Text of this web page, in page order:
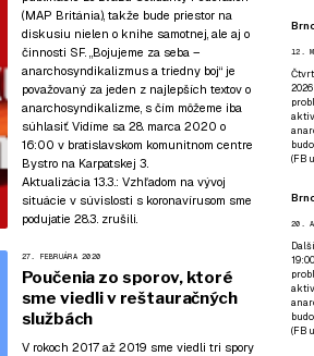
(MAP Británia), takže bude priestor na
diskusiu nielen o knihe samotnej, ale aj o
činnosti SF. „Bojujeme za seba –
anarchosyndikalizmus a triedny boj“ je
považovaný za jeden z najlepších textov o
anarchosyndikalizme, s čím môžeme iba
súhlasiť. Vidíme sa 28. marca 2020 o
16:00 v bratislavskom komunitnom centre
Bystrona Karpatskej 3.
Aktualizácia 13.3.: Vzhľadom na vývoj
situácie v súvislosti s koronavírusom sme
podujatie 28.3. zrušili.
27. FEBRUÁRA 2020
Poučenia zo sporov, ktoré
sme viedli v reštauračných
službách
V rokoch 2017 až 2019 sme viedli tri spory
12.
(FB
20.
(FB